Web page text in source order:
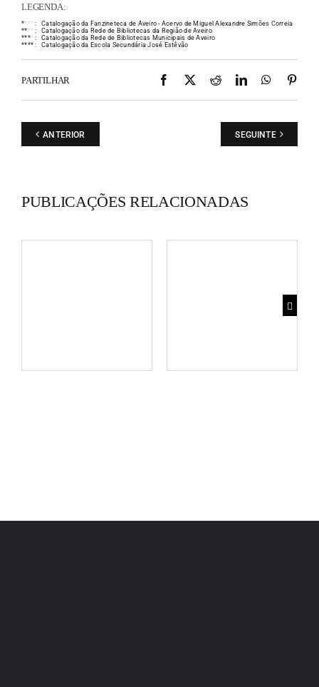
LEGENDA:
** * * :
Catalogação da Fanzineteca de Aveiro - Acervo de Miguel Alexandre Simões Correia
** * * :
Catalogação da Rede de Bibliotecas da Região de Aveiro
**** :
Catalogação da Rede de Bibliotecas Municipais de Aveiro
**** : Catalogação da Escola Secundária José Estêvão
PARTILHAR Facebook
X RedditLinkedIn
ANTERIOR SEGUINTE
PUBLICAÇÕES RELACIONADAS